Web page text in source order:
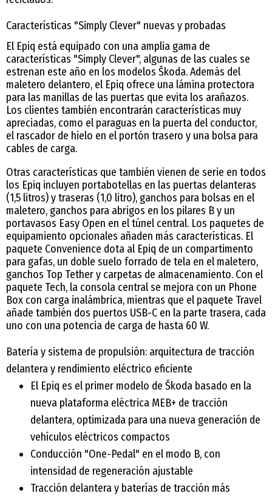
Características "Simply Clever" nuevas y probadas
El Epiq está equipado con una amplia gama de
características "Simply Clever", algunas de las cuales se
estrenan este año en los modelos Škoda. Además del
maletero delantero, el Epiq ofrece una lámina protectora
para las manillas de las puertas que evita los arañazos.
Los clientes también encontrarán características muy
apreciadas, como el paraguas en la puerta del conductor,
el rascador de hielo en el portón trasero y una bolsa para
cables de carga.
Otras características que también vienen de serie en todos
los Epiq incluyen portabotellas en las puertas delanteras
(1,5 litros) y traseras (1,0 litro), ganchos para bolsas en el
maletero, ganchos para abrigos en los pilares B y un
portavasos Easy Open en el túnel central. Los paquetes de
equipamiento opcionales añaden más características. El
paquete Convenience dota al Epiq de un compartimento
para gafas, un doble suelo forrado de tela en el maletero,
ganchos Top Tether y carpetas de almacenamiento. Con el
paquete Tech, la consola central se mejora con un Phone
Box con carga inalámbrica, mientras que el paquete Travel
añade también dos puertos USB-C en la parte trasera, cada
uno con una potencia de carga de hasta 60 W.
Batería y sistema de propulsión: arquitectura de tracción
delantera y rendimiento eléctrico eficiente
El Epiq es el primer modelo de Škoda basado en la
nueva plataforma eléctrica MEB+ de tracción
delantera, optimizada para una nueva generación de
vehículos eléctricos compactos
Conducción "One-Pedal" en el modo B, con
intensidad de regeneración ajustable
Tracción delantera y baterías de tracción más